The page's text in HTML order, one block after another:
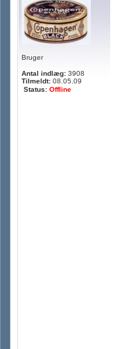
Bruger
Antal indlæg: 3908
Tilmeldt: 08.05.09
Status: Offline